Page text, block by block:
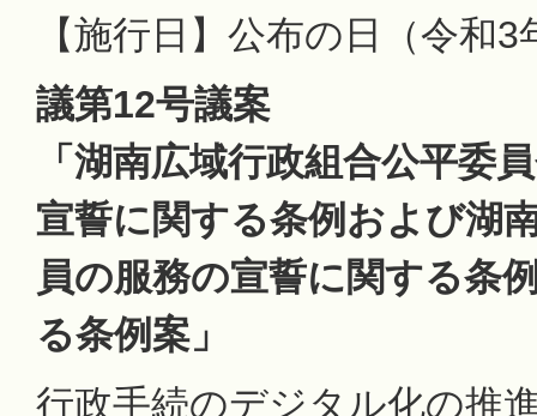
【施行日】公布の日（令和
議第12号議案
「湖南広域行政組合公平委
宣誓に関する条例および湖
員の服務の宣誓に関する条
る条例案」
行政手続のデジタル化の推